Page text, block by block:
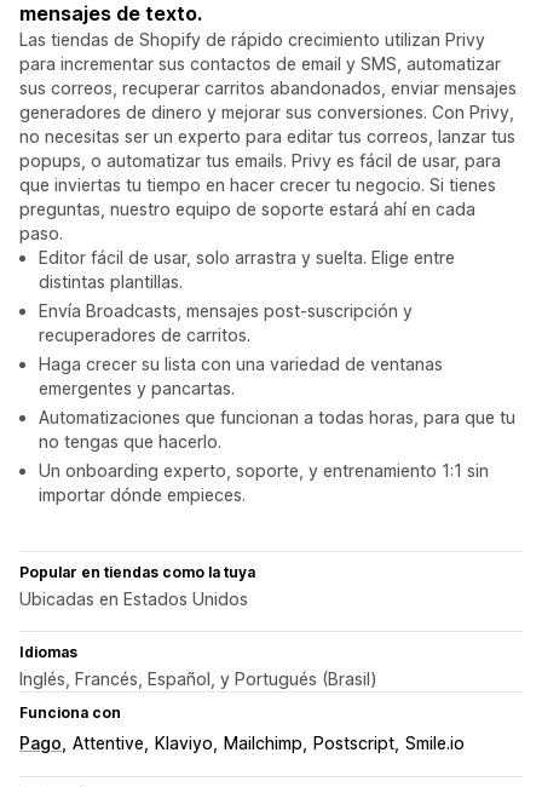
mensajes de texto.
Las tiendas de Shopify de rápido crecimiento utilizan Privy
para incrementar sus contactos de email y SMS, automatizar
sus correos, recuperar carritos abandonados, enviar mensajes
generadores de dinero y mejorar sus conversiones. Con Privy,
no necesitas ser un experto para editar tus correos, lanzar tus
popups, o automatizar tus emails. Privy es fácil de usar, para
que inviertas tu tiempo en hacer crecer tu negocio. Si tienes
preguntas, nuestro equipo de soporte estará ahí en cada
paso.
Editor fácil de usar, solo arrastra y suelta. Elige entre
distintas plantillas.
Envía Broadcasts, mensajes post-suscripción y
recuperadores de carritos.
Haga crecer su lista con una variedad de ventanas
emergentes y pancartas.
Automatizaciones que funcionan a todas horas, para que tu
no tengas que hacerlo.
Un onboarding experto, soporte, y entrenamiento 1:1 sin
importar dónde empieces.
Popular en tiendas como la tuya
Ubicadas en Estados Unidos
Idiomas
Inglés, Francés, Español, y Portugués (Brasil)
Funciona con
Pago Attentive Klaviyo Mailchimp Postscript Smile.io